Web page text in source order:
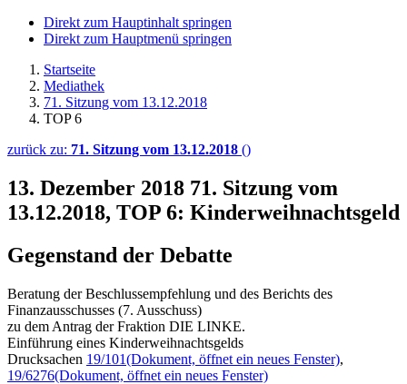
Direkt zum Hauptinhalt springen
Direkt zum Hauptmenü springen
Startseite
Mediathek
71. Sitzung vom 13.12.2018
TOP 6
zurück zu: 71. Sitzung vom 13.12.2018 ()
13. Dezember 2018 71. Sitzung vom
13.12.2018, TOP 6: Kinderweihnachtsgeld
Gegenstand der Debatte
Beratung der Beschlussempfehlung und des Berichts des
Finanzausschusses (7. Ausschuss)
zu dem Antrag der Fraktion DIE LINKE.
Einführung eines Kinderweihnachtsgelds
Drucksachen 19/101(Dokument, öffnet ein neues Fenster),
19/6276(Dokument, öffnet ein neues Fenster)